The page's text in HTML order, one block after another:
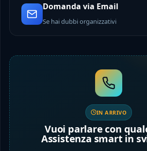
Domanda via Email
Se hai dubbi organizzativi
IN ARRIVO
Vuoi parlare con
Assistenza smart in